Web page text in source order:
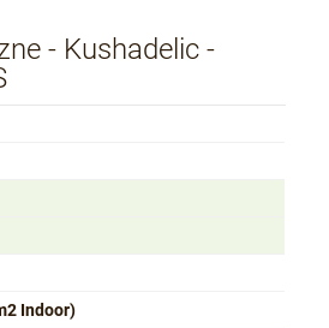
- Kushadelic -
Indoor)